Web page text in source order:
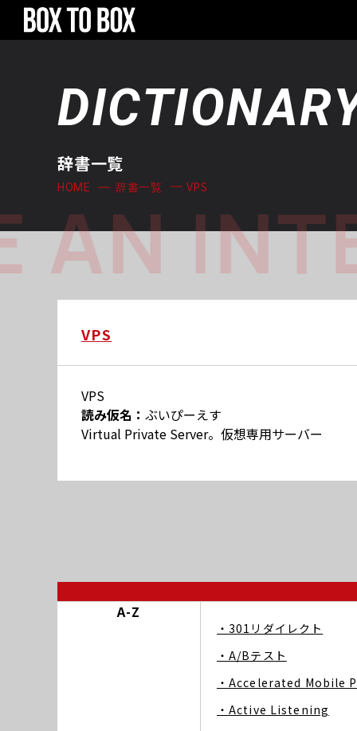
辞書一覧
HOME 辞書一覧 VPS
VPS
VPS
読み仮名： ぶいぴーえす
Virtual Private Server。仮想専用サーバー
A-Z
・301リダイレクト
・A/Bテスト
・Accelerated Mobile
・Active Listening